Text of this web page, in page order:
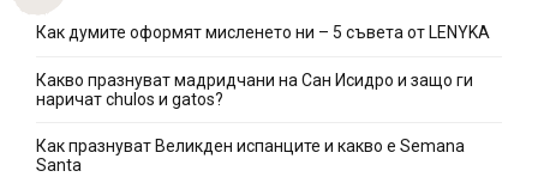
Как думите оформят мисленето ни – 5 съвета от LENYKA
Какво празнуват мадридчани на Сан Исидро и защо ги
наричат chulos и gatos?
Как празнуват Великден испанците и какво e Semana
Santa